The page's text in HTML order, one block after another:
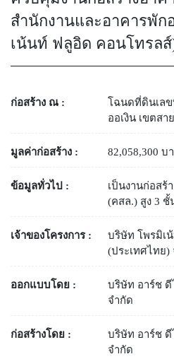
สำนักงานและอาคารพัก
เน้นท์ ฟลูอิด คอนโทรลส์
ก่อสร้าง ณ :
โฉนดที่ดินเลข
ออเงิน เขตส
มูลค่าก่อสร้าง : 82,058,300 บ
ข้อมูลทั่วไป :
เป็นงานก่อสร้
(คสล.) สูง 3 ชั้
เจ้าของโครงการ :
บริษัท โพรมิเ
(ประเทศไทย)
ออกแบบโดย :
บริษัท อาร์ช
จํากัด
ก่อสร้างโดย :
บริษัท อาร์ช
จํากัด